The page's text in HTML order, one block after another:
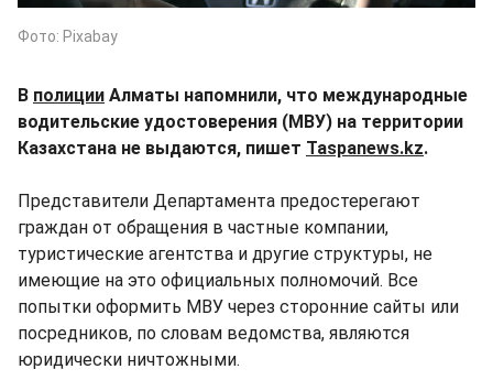
Фото: Pixabay
В полиции Алматы напомнили, что международные
водительские удостоверения (МВУ) на территории
Казахстана не выдаются, пишет Taspanews.kz.
Представители Департамента предостерегают
граждан от обращения в частные компании,
туристические агентства и другие структуры, не
имеющие на это официальных полномочий. Все
попытки оформить МВУ через сторонние сайты или
посредников, по словам ведомства, являются
юридически ничтожными.